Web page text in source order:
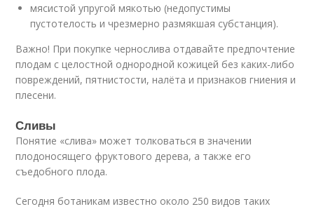
мясистой упругой мякотью (недопустимы
пустотелость и чрезмерно размякшая субстанция).
Важно! При покупке чернослива отдавайте предпочтение
плодам с целостной однородной кожицей без каких-либо
повреждений, пятнистости, налёта и признаков гниения и
плесени.
Сливы
Понятие «слива» может толковаться в значении
плодоносящего фруктового дерева, а также его
съедобного плода.
Сегодня ботаникам известно около 250 видов таких